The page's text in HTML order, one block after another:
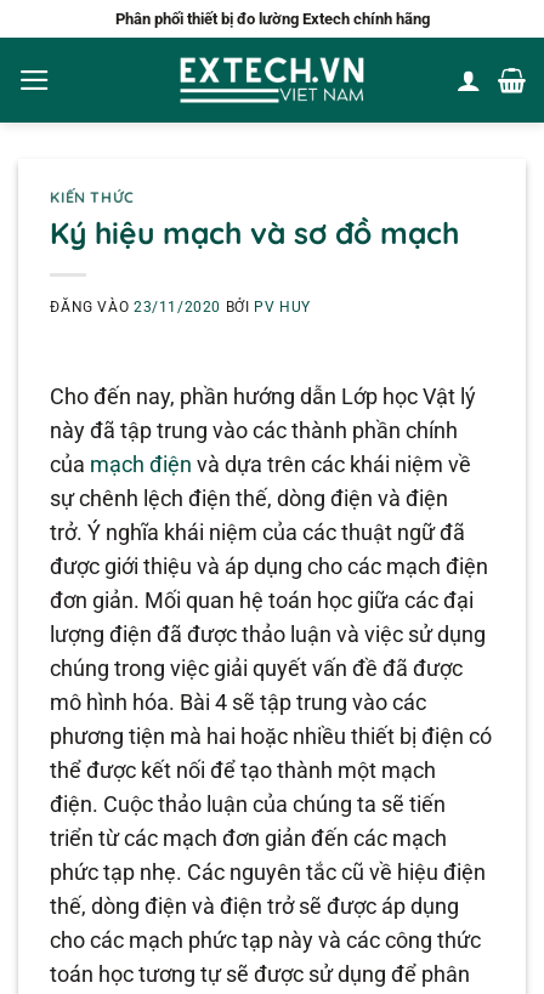
nội
dung
Phân phối thiết bị đo lường Extech chính hãng
KIẾN THỨC
Ký hiệu mạch và sơ đồ mạch
ĐĂNG VÀO 23/11/2020 BỞI PV HUY
Cho đến nay, phần hướng dẫn Lớp học Vật lý
này đã tập trung vào các thành phần chính
của mạch điện và dựa trên các khái niệm về
sự chênh lệch điện thế, dòng điện và điện
trở. Ý nghĩa khái niệm của các thuật ngữ đã
được giới thiệu và áp dụng cho các mạch điện
đơn giản. Mối quan hệ toán học giữa các đại
lượng điện đã được thảo luận và việc sử dụng
chúng trong việc giải quyết vấn đề đã được
mô hình hóa. Bài 4 sẽ tập trung vào các
phương tiện mà hai hoặc nhiều thiết bị điện có
thể được kết nối để tạo thành một mạch
điện. Cuộc thảo luận của chúng ta sẽ tiến
triển từ các mạch đơn giản đến các mạch
phức tạp nhẹ. Các nguyên tắc cũ về hiệu điện
thế, dòng điện và điện trở sẽ được áp dụng
cho các mạch phức tạp này và các công thức
toán học tương tự sẽ được sử dụng để phân